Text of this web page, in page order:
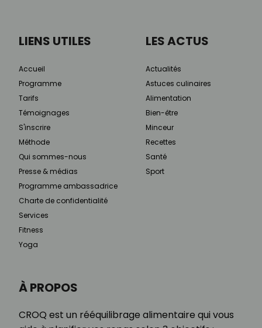
À PROPOS
CROQ est un rééquilibrage alimentaire qui vous
LIENS UTILES
Accueil
Programme
Tarifs
Témoignages
S'inscrire
Méthode
Qui sommes-nous
Presse & médias
Programme ambassadrice
Charte de confidentialité
Services
Fitness
Yoga
LES ACTUS
Actualités
Astuces culinaires
Alimentation
Bien-être
Minceur
Recettes
Santé
Sport